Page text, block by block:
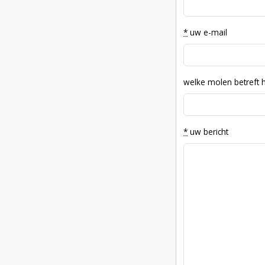
* uw e-mail
welke molen betreft
* uw bericht